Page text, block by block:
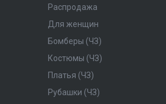
Распродажа
Для женщин
Бомберы (ЧЗ)
Костюмы (ЧЗ)
Платья (ЧЗ)
Рубашки (ЧЗ)